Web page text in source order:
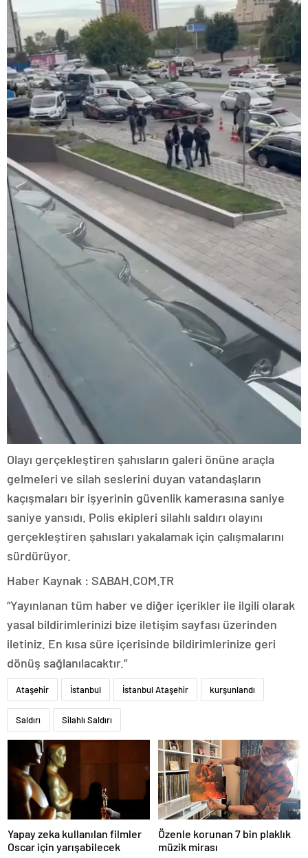
Olayı gerçekleştiren şahısların galeri önüne araçla
gelmeleri ve silah seslerini duyan vatandaşların
kaçışmaları bir işyerinin güvenlik kamerasına saniye
saniye yansıdı. Polis ekipleri silahlı saldırı olayını
gerçekleştiren şahısları yakalamak için çalışmalarını
sürdürüyor.
Haber Kaynak : SABAH.COM.TR
“Yayınlanan tüm haber ve diğer içerikler ile ilgili olarak
yasal bildirimlerinizi bize iletişim sayfası üzerinden
iletiniz. En kısa süre içerisinde bildirimlerinize geri
dönüş sağlanılacaktır.”
Ataşehir İstanbul İstanbul Ataşehir kurşunlandı
Saldırı Silahlı Saldırı
Yapay zeka kullanılan filmler
Oscar için yarışabilecek
Özenle korunan 7 bin plaklık
müzik mirası